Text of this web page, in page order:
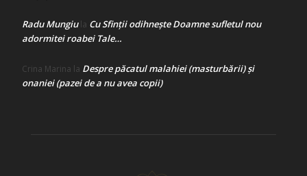
Radu Mungiula Cu Sfinții odihnește Doamne sufletul nou
adormitei roabei Tale…
Crina Marina la Despre păcatul malahiei (masturbării) şi
onaniei (pazei de a nu avea copii)